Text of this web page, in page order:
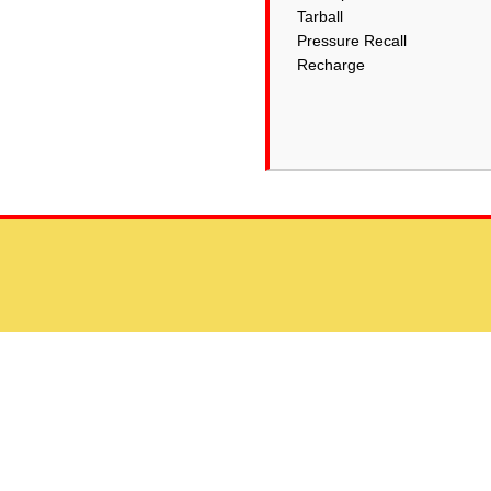
Tarball
Pressure Recall
Recharge